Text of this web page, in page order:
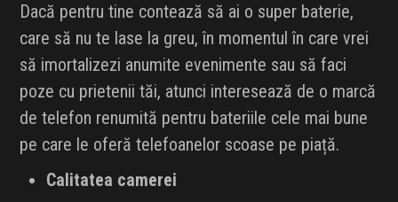
Dacă pentru tine contează să ai o super baterie,
care să nu te lase la greu, în momentul în care vrei
să imortalizezi anumite evenimente sau să faci
poze cu prietenii tăi, atunci interesează de o marcă
de telefon renumită pentru bateriile cele mai bune
pe care le oferă telefoanelor scoase pe piață.
Calitatea camerei